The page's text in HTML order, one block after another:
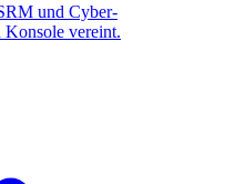
und Cyber-
Konsole vereint.